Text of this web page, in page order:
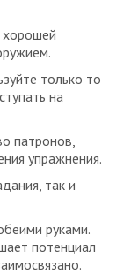
хорошей
только то
на
патронов,
упражнения.
так и
руками.
потенциал